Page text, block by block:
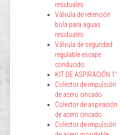
residuales
Válvula de retención
bola para aguas
residuales
Válvula de seguridad
regulable escape
conducido
KIT DE ASPIRACIÓN 1”
Colector de impulsión
de acero cincado
Colector de aspiración
de acero cincado
Colector de impulsión